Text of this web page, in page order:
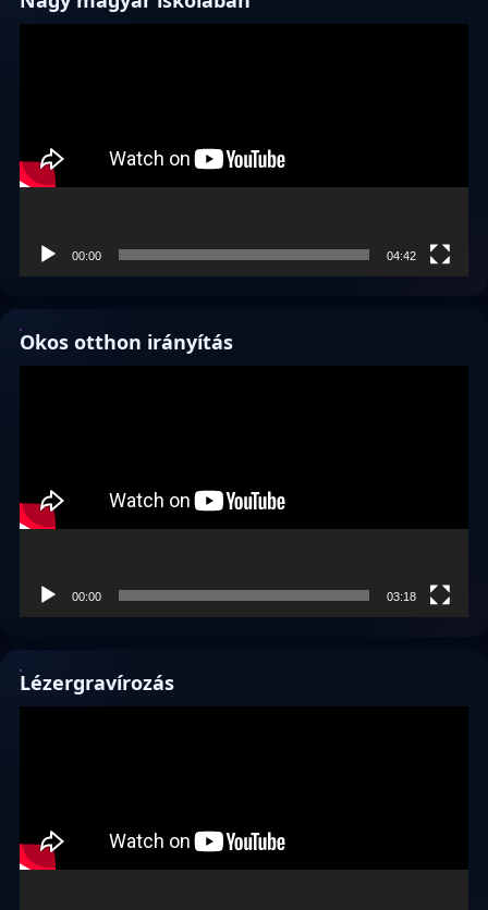
00:00 04:42
Okos otthon irányítás
00:00 03:18
Lézergravírozás